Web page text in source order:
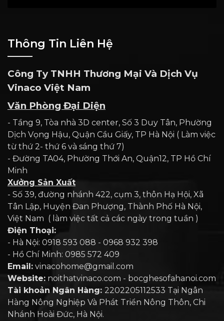
Thông Tin Liên Hệ
Công Ty TNHH Thương Mại Và Dịch Vụ
Vinaco Việt Nam
Văn Phòng Đại Diện
- Tầng 9, Tòa nhà 3D center, Số 3 Duy Tân, Phường
Dịch Vọng Hậu, Quận Cầu Giấy, TP Hà Nội ( Làm việc
từ thứ 2- thứ 6 và sáng thứ 7)
- Đường TA04, Phường Thới An, Quận12, TP Hồ Chí
Minh
Xưởng Sản Xuất
- Số 39, đường nhánh 422, cụm 3, thôn Hạ Hội, Xã
Tân Lập, Huyện Đan Phượng, Thành Phố Hà Nội,
Việt Nam ( làm việc tất cả các ngày trong tuần )
Điện Thoại:
- Hà Nội: 0918 593 088 - 0968 932 398
- Hồ Chí Minh: 0985 572 409
Email: vinacohome@gmail.com
Website: noithatvinaco.com - bocghesofahanoi.com
Tài khoản Ngân Hàng: 2202205112533 Tại Ngân
Hàng Nông Nghiệp Và Phát Triển Nông Thôn, Chi
Nhánh Hoài Đức, Hà Nội.